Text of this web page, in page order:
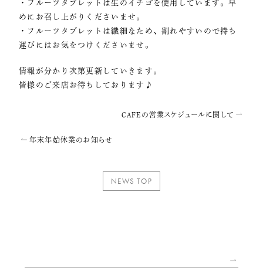
・フルーツタブレットは生のイチゴを使用しています。早
めにお召し上がりくださいませ。
・フルーツタブレットは繊細なため、割れやすいので持ち
運びにはお気をつけくださいませ。
情報が分かり次第更新していきます。
皆様のご来店お待ちしております♪
CAFEの営業スケジュールに関して
年末年始休業のお知らせ
NEWS TOP